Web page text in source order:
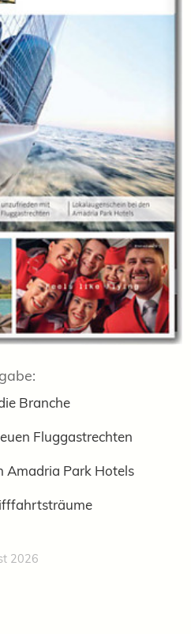
Branche
Fluggastrechten
Amadria Park Hotels
2026